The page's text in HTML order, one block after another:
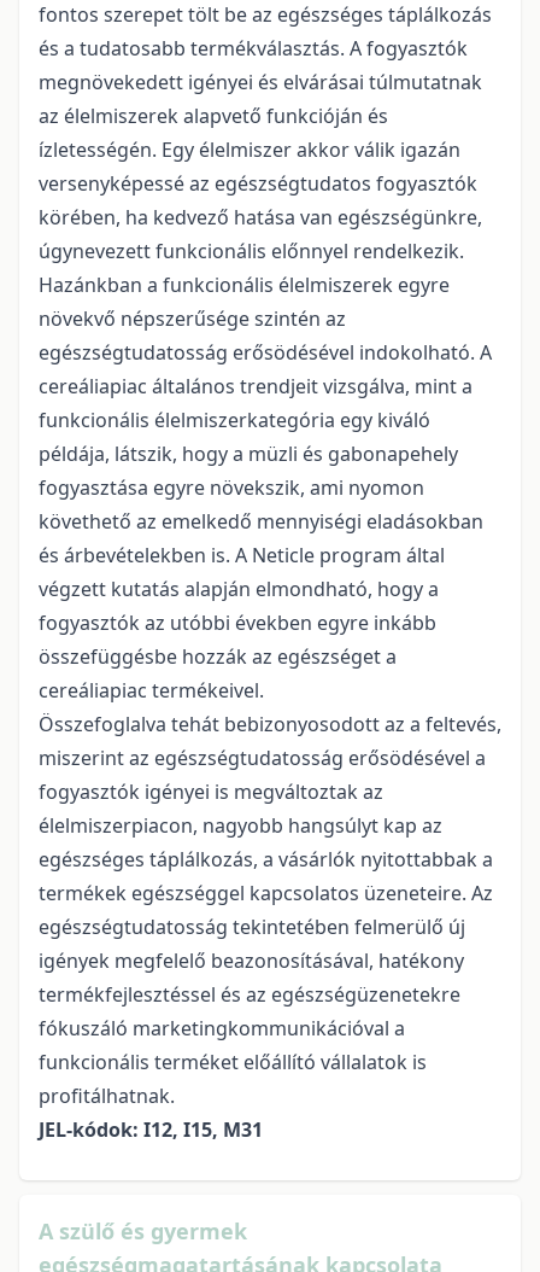
fontos szerepet tölt be az egészséges táplálkozás
és a tudatosabb termékválasztás. A fogyasztók
megnövekedett igényei és elvárásai túlmutatnak
az élelmiszerek alapvető funkcióján és
ízletességén. Egy élelmiszer akkor válik igazán
versenyképessé az egészségtudatos fogyasztók
körében, ha kedvező hatása van egészségünkre,
úgynevezett funkcionális előnnyel rendelkezik.
Hazánkban a funkcionális élelmiszerek egyre
növekvő népszerűsége szintén az
egészségtudatosság erősödésével indokolható. A
cereáliapiac általános trendjeit vizsgálva, mint a
funkcionális élelmiszerkategória egy kiváló
példája, látszik, hogy a müzli és gabonapehely
fogyasztása egyre növekszik, ami nyomon
követhető az emelkedő mennyiségi eladásokban
és árbevételekben is. A Neticle program által
végzett kutatás alapján elmondható, hogy a
fogyasztók az utóbbi években egyre inkább
összefüggésbe hozzák az egészséget a
cereáliapiac termékeivel.
Összefoglalva tehát bebizonyosodott az a feltevés,
miszerint az egészségtudatosság erősödésével a
fogyasztók igényei is megváltoztak az
élelmiszerpiacon, nagyobb hangsúlyt kap az
egészséges táplálkozás, a vásárlók nyitottabbak a
termékek egészséggel kapcsolatos üzeneteire. Az
egészségtudatosság tekintetében felmerülő új
igények megfelelő beazonosításával, hatékony
termékfejlesztéssel és az egészségüzenetekre
fókuszáló marketingkommunikációval a
funkcionális terméket előállító vállalatok is
profitálhatnak.
JEL-kódok: I12, I15, M31
A szülő és gyermek
egészségmagatartásának kapcsolata